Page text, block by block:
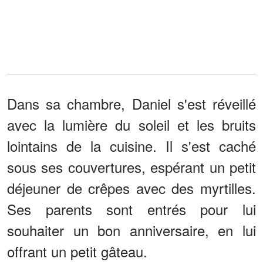
Dans sa chambre, Daniel s'est réveillé
avec la lumière du soleil et les bruits
lointains de la cuisine. Il s'est caché
sous ses couvertures, espérant un petit
déjeuner de crêpes avec des myrtilles.
Ses parents sont entrés pour lui
souhaiter un bon anniversaire, en lui
offrant un petit gâteau.